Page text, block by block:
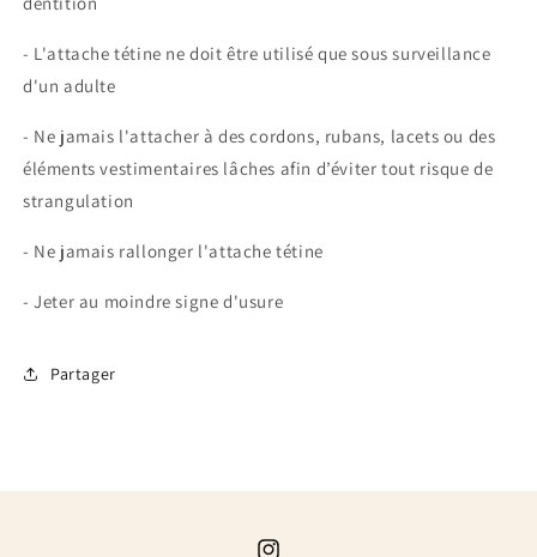
- L'attache tétine ne doit être utilisé que sous surveillance
d'un adulte
- Ne jamais l'attacher à des cordons, rubans, lacets ou des
éléments vestimentaires lâches afin d’éviter tout risque de
strangulation
- Ne jamais rallonger l'attache tétine
- Jeter au moindre signe d'usure
Partager